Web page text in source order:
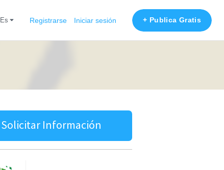
es Registrarse Iniciar sesión + Publica Gratis
Solicitar Información